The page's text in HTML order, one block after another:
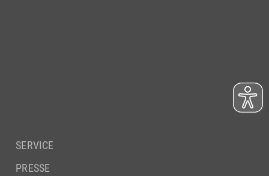
SERVICE
PRESSE